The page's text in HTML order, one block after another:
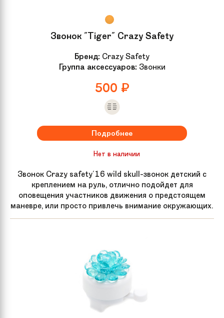
Звонок "Tiger" Crazy Safety
Бренд: Crazy Safety
Группа аксессуаров: Звонки
500 ₽
Подробнее
Нет в наличии
Звонок Crazy safety'16 wild skull-звонок детский с
креплением на руль, отлично подойдет для
оповещения участников движения о предстоящем
маневре, или просто привлечь внимание окружающих.